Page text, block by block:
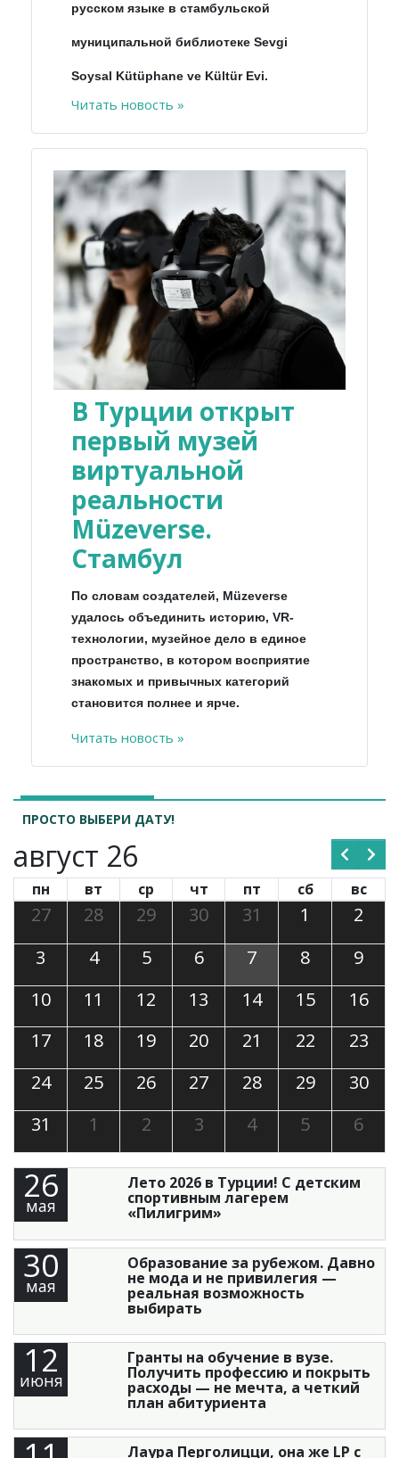
русском языке в стамбульской
муниципальной библиотеке Sevgi
Soysal Kütüphane ve Kültür Evi.
Читать новость »
В Турции открыт
первый музей
виртуальной
реальности
Müzeverse.
Стамбул
По словам создателей, Müzeverse
удалось объединить историю, VR-
технологии, музейное дело в единое
пространство, в котором восприятие
знакомых и привычных категорий
становится полнее и ярче.
Читать новость »
ПРОСТО ВЫБЕРИ ДАТУ!
август 26
пн вт ср чт пт сб вс
27 28 29 30 31 1
2
3
4 5 6 7 8
9
10
11 12 13 14 15
16
17
18 19 20 21 22
23
24
25 26 27 28 29
30
31
1 2 3 4 5 6
26
мая
Лето 2026 в Турции! С детским
спортивным лагерем
«Пилигрим»
30
мая
Образование за рубежом. Давно
не мода и не привилегия —
реальная возможность
выбирать
12
июня
Гранты на обучение в вузе.
Получить профессию и покрыть
расходы — не мечта, а четкий
план абитуриента
Лаура Перголицци, она же LP с